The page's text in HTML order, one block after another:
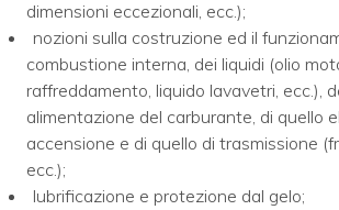
dimensioni eccezionali, ecc.);
nozioni sulla costruzione ed il
combustione interna, dei liquidi (olio
raffreddamento, liquido lavavetri, ecc.),
alimentazione del carburante, di quello
accensione e di quello di trasmissione
ecc.);
lubrificazione e protezione dal gelo;